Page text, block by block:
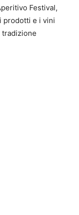
Festival,
prodotti e i vini
tradizione